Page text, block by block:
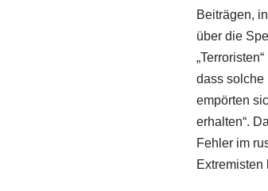
Beiträgen,
über die
dass solche
empörten
erhalten“.
Fehler im
Extremisten